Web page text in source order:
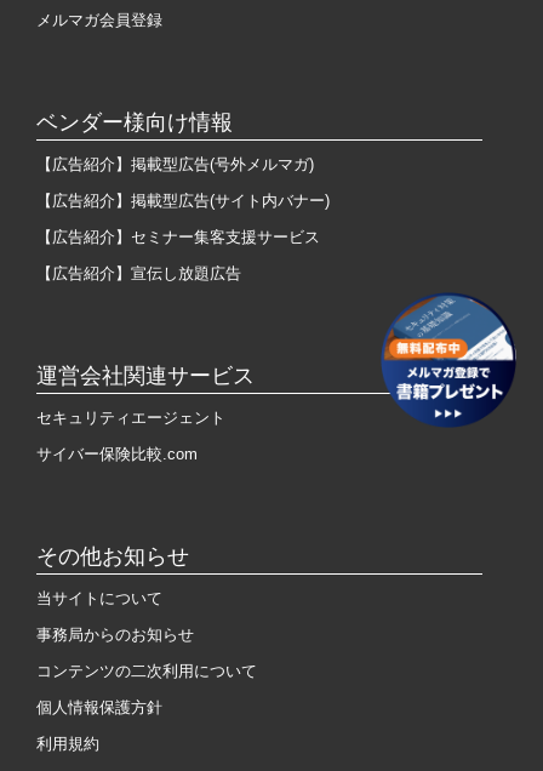
メルマガ会員登録
ベンダー様向け情報
【広告紹介】掲載型広告(号外メルマガ)
【広告紹介】掲載型広告(サイト内バナー)
【広告紹介】セミナー集客支援サービス
【広告紹介】宣伝し放題広告
運営会社関連サービス
セキュリティエージェント
サイバー保険比較.com
その他お知らせ
当サイトについて
事務局からのお知らせ
コンテンツの二次利用について
個人情報保護方針
利用規約